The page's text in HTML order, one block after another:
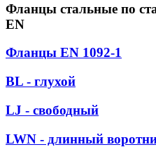
Фланцы стальные по
EN
Фланцы EN 1092-1
BL - глухой
LJ - свободный
LWN - длинный